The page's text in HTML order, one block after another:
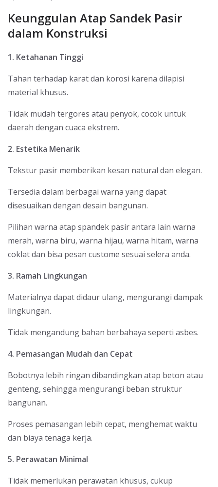
Keunggulan Atap Sandek Pasir
dalam Konstruksi
1. Ketahanan Tinggi
Tahan terhadap karat dan korosi karena dilapisi
material khusus.
Tidak mudah tergores atau penyok, cocok untuk
daerah dengan cuaca ekstrem.
2. Estetika Menarik
Tekstur pasir memberikan kesan natural dan elegan.
Tersedia dalam berbagai warna yang dapat
disesuaikan dengan desain bangunan.
Pilihan warna atap spandek pasir antara lain warna
merah, warna biru, warna hijau, warna hitam, warna
coklat dan bisa pesan custome sesuai selera anda.
3. Ramah Lingkungan
Materialnya dapat didaur ulang, mengurangi dampak
lingkungan.
Tidak mengandung bahan berbahaya seperti asbes.
4. Pemasangan Mudah dan Cepat
Bobotnya lebih ringan dibandingkan atap beton atau
genteng, sehingga mengurangi beban struktur
bangunan.
Proses pemasangan lebih cepat, menghemat waktu
dan biaya tenaga kerja.
5. Perawatan Minimal
Tidak memerlukan perawatan khusus, cukup